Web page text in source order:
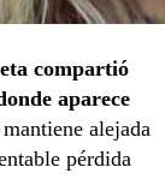
compartió
aparece
alejada
pérdida